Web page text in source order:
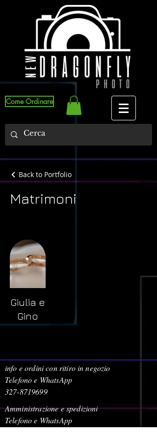
Come Ordinare
Back to Portfolio
Matrimoni
Giulia e
Gino
info e ordini con ritiro in negozio
Telefono e WhatsApp
327-8719699
Amministrazione e spedizioni
Telefono e WhatsApp